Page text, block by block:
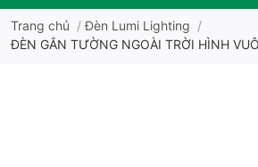
Trang chủ /Đèn Lumi Lighting /
ĐÈN GẮN TƯỜNG NGOÀI TRỜI HÌNH